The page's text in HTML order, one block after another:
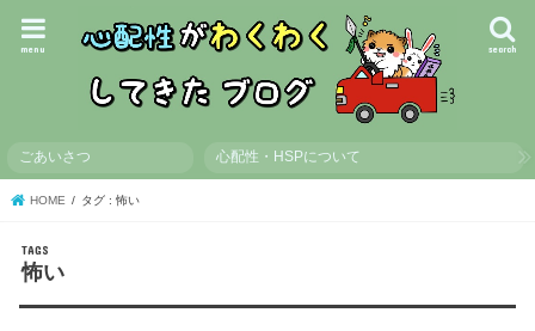
search
menu
ごあいさつ 心配性・HSPについて
HOME タグ : 怖い
怖い